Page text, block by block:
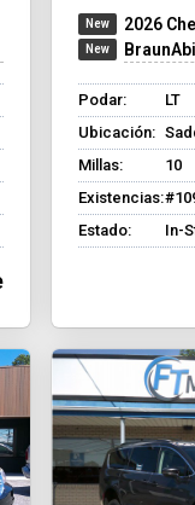
2026
BraunAbility
Podar:
LT
Ubicación:
Millas:
10
Existencias:
Estado:
In-